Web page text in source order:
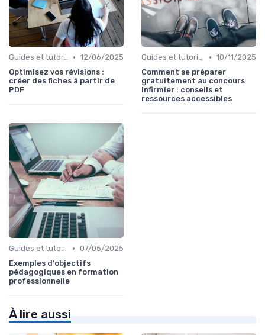
Guides et tutoriels • 12/06/2025
Optimisez vos révisions :
créer des fiches à partir de
PDF
Guides et tutoriels • 10/11/2025
Comment se préparer
gratuitement au concours
infirmier : conseils et
ressources accessibles
Guides et tutoriels • 07/05/2025
Exemples d'objectifs
pédagogiques en formation
professionnelle
À lire aussi